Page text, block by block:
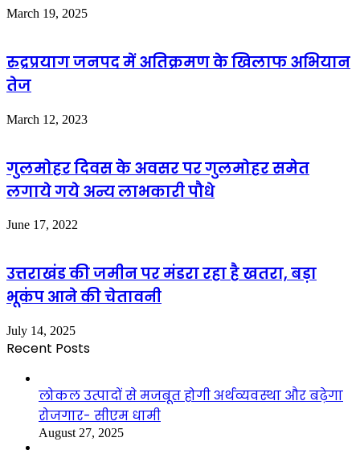
March 19, 2025
रुद्रप्रयाग जनपद में अतिक्रमण के खिलाफ अभियान
तेज
March 12, 2023
गुलमोहर दिवस के अवसर पर गुलमोहर समेत
लगाये गये अन्य लाभकारी पौधे
June 17, 2022
उत्तराखंड की जमीन पर मंडरा रहा है खतरा, बड़ा
भूकंप आने की चेतावनी
July 14, 2025
Recent Posts
लोकल उत्पादों से मजबूत होगी अर्थव्यवस्था और बढ़ेगा
रोजगार- सीएम धामी
August 27, 2025